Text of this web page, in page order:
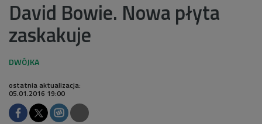
David Bowie. Nowa płyta
zaskakuje
ostatnia aktualizacja:
05.01.2016 19:00